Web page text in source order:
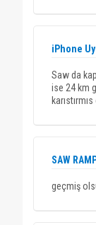
iPhone
Saw da
ise 24 km
SAW
geçmiş